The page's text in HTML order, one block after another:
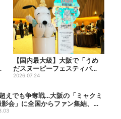
【国内最大級】大阪で「うめ
だスヌーピーフェスティバ
ル」、約80ブランドが集結！
2026.07.24
えでも争奪戦…大阪の「ミャクミ
影会」に全国からファン集結、参
...